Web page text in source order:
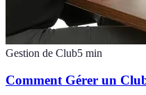
Gestion de Club5 min
Comment Gérer un